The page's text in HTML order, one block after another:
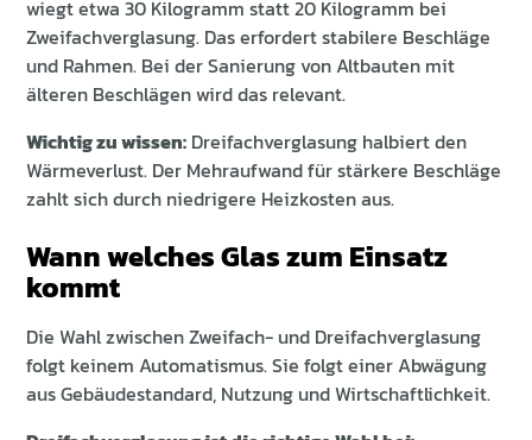
wiegt etwa 30 Kilogramm statt 20 Kilogramm bei
Zweifachverglasung. Das erfordert stabilere Beschläge
und Rahmen. Bei der Sanierung von Altbauten mit
älteren Beschlägen wird das relevant.
Wichtig zu wissen: Dreifachverglasung halbiert den
Wärmeverlust. Der Mehraufwand für stärkere Beschläge
zahlt sich durch niedrigere Heizkosten aus.
Wann welches Glas zum Einsatz
kommt
Die Wahl zwischen Zweifach- und Dreifachverglasung
folgt keinem Automatismus. Sie folgt einer Abwägung
aus Gebäudestandard, Nutzung und Wirtschaftlichkeit.